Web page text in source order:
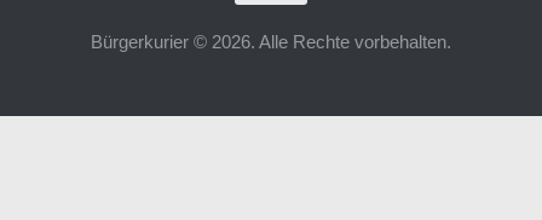
Bürgerkurier © 2026. Alle Rechte vorbehalten.